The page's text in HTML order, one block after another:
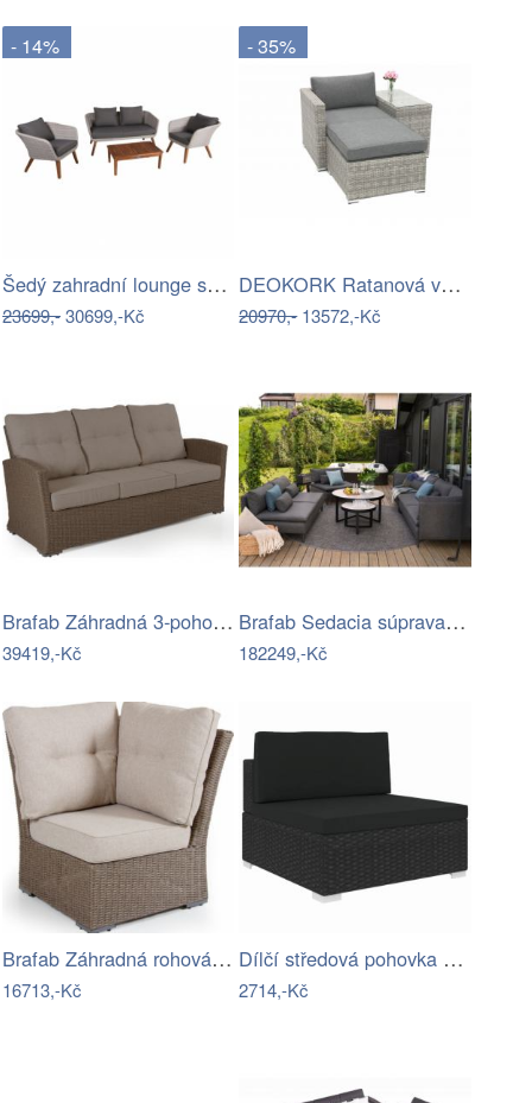
- 14%
Šedý zahradní lounge set Arona – Garden…
23699,-30699,-Kč
- 35%
DEOKORK Ratanová variabilní sestava…
20970,-13572,-Kč
Brafab Záhradná 3-pohovka ASHFIELD Mdum
39419,-Kč
Brafab Sedacia súprava CALLISTO Mdum
182249,-Kč
Brafab Záhradná rohová súprava ASHFIELD…
16713,-Kč
Dílčí středová pohovka MAGDALENA…
2714,-Kč